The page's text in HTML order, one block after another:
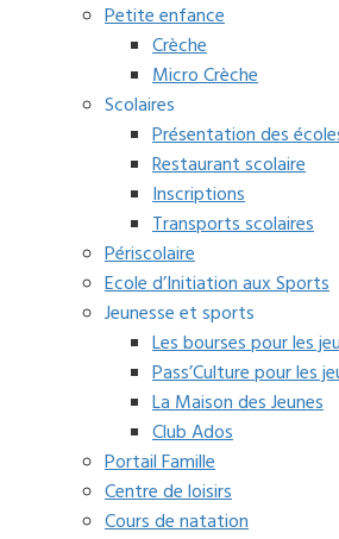
Petite enfance
Crèche
Micro Crèche
Scolaires
Présentation des
Restaurant scolaire
Inscriptions
Transports scolaires
Périscolaire
Ecole d’Initiation aux Sports
Jeunesse et sports
Les bourses pour les
Pass’Culture pour les
La Maison des Jeunes
Club Ados
Portail Famille
Centre de loisirs
Cours de natation